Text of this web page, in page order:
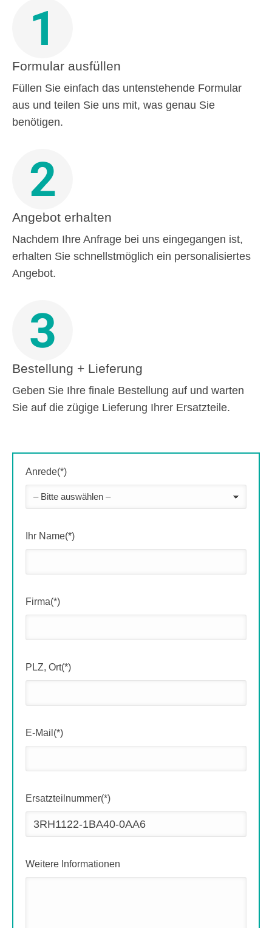
1
Formular ausfüllen
Füllen Sie einfach das untenstehende Formular
aus und teilen Sie uns mit, was genau Sie
benötigen.
2
Angebot erhalten
Nachdem Ihre Anfrage bei uns eingegangen ist,
erhalten Sie schnellstmöglich ein personalisiertes
Angebot.
3
Bestellung + Lieferung
Geben Sie Ihre finale Bestellung auf und warten
Sie auf die zügige Lieferung Ihrer Ersatzteile.
Anrede(*)
Ihr Name(*)
Firma(*)
PLZ, Ort(*)
E-Mail(*)
Ersatzteilnummer(*)
Weitere Informationen